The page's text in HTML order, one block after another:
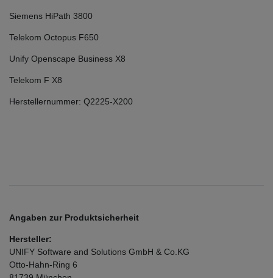
Siemens HiPath 3800
Telekom Octopus F650
Unify Openscape Business X8
Telekom F X8
Herstellernummer: Q2225-X200
Angaben zur Produktsicherheit
Hersteller:
UNIFY Software and Solutions GmbH & Co.KG
Otto-Hahn-Ring 6